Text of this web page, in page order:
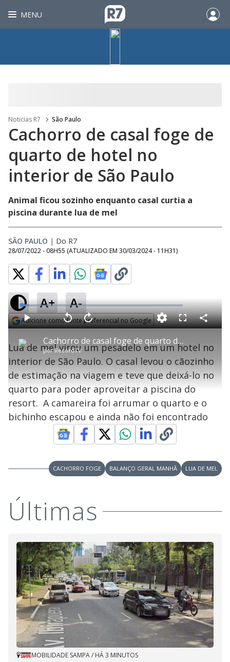
MENU
Noticias R7 São Paulo
Cachorro de casal foge de
quarto de hotel no
interior de São Paulo
Animal ficou sozinho enquanto casal curtia a
piscina durante lua de mel
SÃO PAULO | Do R7
28/07/2022 - 08H55 (ATUALIZADO EM 30/03/2024 - 11H31)
A+ A-
Adicione como fonte preferencial no Google
P
l
a
y
V
e
o
Cachorro de casal foge de quarto de hotel no interior de São Paulo
por RecordTV
P V
t
a
r
0
n
d
s
A
n
ç
a
1
s
e
u
n
d
o
s
L
o
a
d
e
4
.
6
3
%
F
s
c
r
e
n
C
o
a
r
i
l
a
Lua de mel virou um pesadelo em um hotel no
interior de São Paulo. O casal levou o cãozinho
de estimação na viagem e teve que deixá-lo no
quarto para poder aproveitar a piscina do
resort. A camareira foi arrumar o quarto e o
bichinho escapou e ainda não foi encontrado
CACHORRO FOGE BALANÇO GERAL MANHÃ LUA DE MEL
Últimas
MOBILIDADE SAMPA/ HÁ 3 MINUTOS